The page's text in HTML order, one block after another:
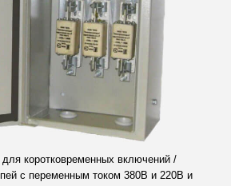
коротковременных включений /
с переменным током 380В и 220В и